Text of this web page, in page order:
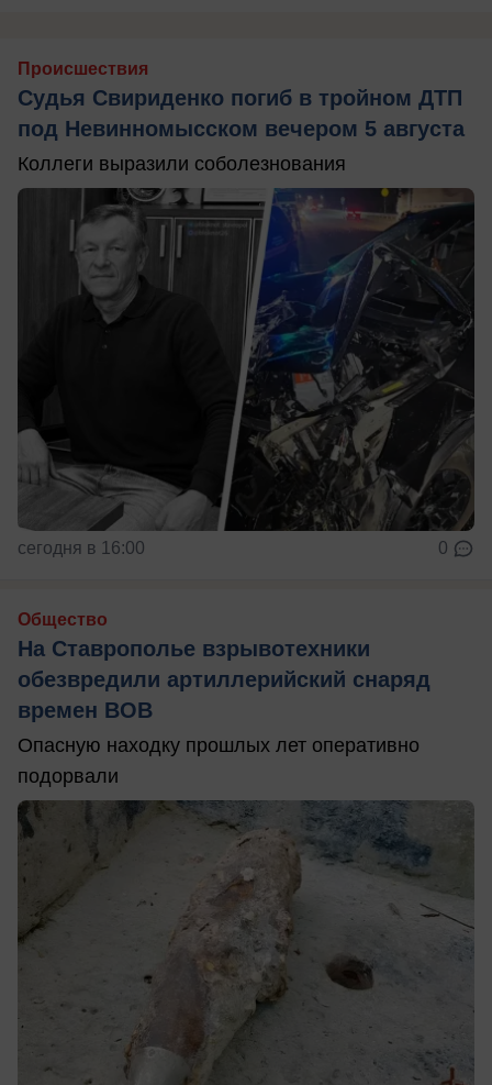
Происшествия
Судья Свириденко погиб в тройном ДТП
под Невинномысском вечером 5 августа
Коллеги выразили соболезнования
сегодня в 16:00 0
Общество
На Ставрополье взрывотехники
обезвредили артиллерийский снаряд
времен ВОВ
Опасную находку прошлых лет оперативно
подорвали